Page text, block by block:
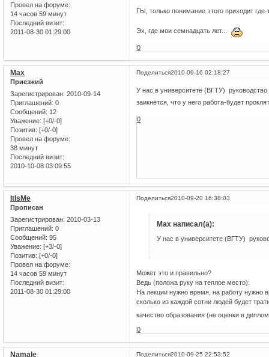
Провел на форуме:
14 часов 59 минут
Последний визит:
2011-08-30 01:29:00
ГЫ, только понимание этого приходит
Эх, где мои семнадцать лет...
0
Поделиться2010-09-16 02:18:27
Max
Приезжий
Зарегистрирован: 2010-09-14
Приглашений: 0
Сообщений: 12
Уважение: [+0/-0]
Позитив: [+0/-0]
Провел на форуме:
38 минут
Последний визит:
2010-10-08 03:09:55
У нас в университете (ВГТУ)
заикнётся, что у него работа-будет
0
Поделиться2010-09-20 16:38:03
ItIsMe
Прописан
Зарегистрирован: 2010-03-13
Приглашений: 0
Сообщений: 95
Уважение: [+3/-0]
Позитив: [+0/-0]
Провел на форуме:
14 часов 59 минут
Последний визит:
2011-08-30 01:29:00
Max написал(а):
У нас в университете (ВГТУ)
Может это и правильно?
Ведь (положа руку на теплое место):
На лекции нужно время, на работу нужно
сколько из каждой сотни людей будет
качество образования (не оценки в
0
Поделиться2010-09-25 22:53:52
Namale